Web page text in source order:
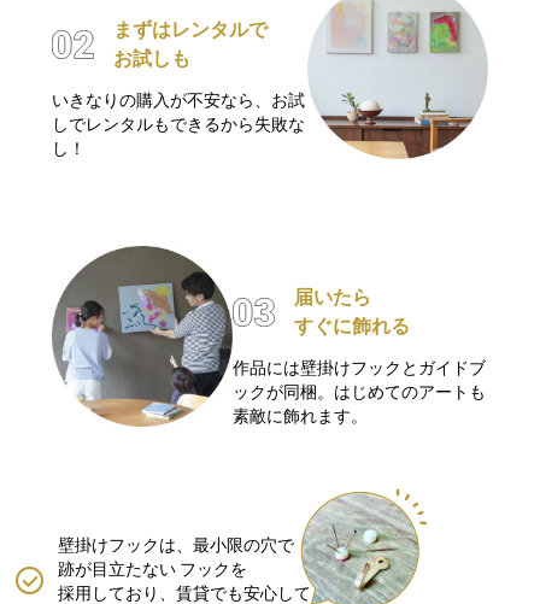
まずはレンタルで
お試しも
いきなりの購入が不安なら、お試
しでレンタルもできるから失敗な
し！
届いたら
すぐに飾れる
作品には壁掛けフックとガイドブ
ックが同梱。はじめてのアートも
素敵に飾れます。
壁掛けフックは、最小限の穴で
跡が目立たない フックを
採用しており、賃貸でも安心して